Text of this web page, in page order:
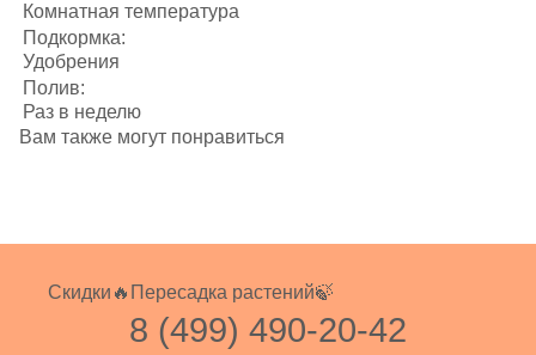
Комнатная температура
Подкормка:
Удобрения
Полив:
Раз в неделю
Вам также могут понравиться
Скидки🔥 Пересадка растений🍃
8 (499) 490-20-42